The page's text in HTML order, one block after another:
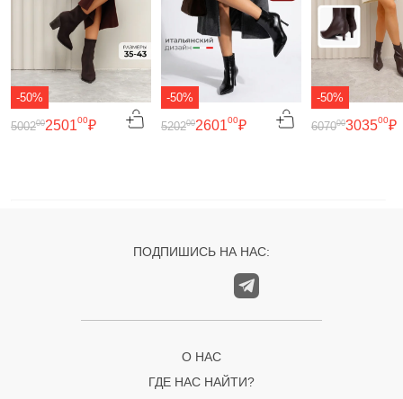
-50%
250100₽
500200
-50%
260100₽
520200
-50%
303500₽
607000
ПОДПИШИСЬ НА НАС:
О НАС
ГДЕ НАС НАЙТИ?